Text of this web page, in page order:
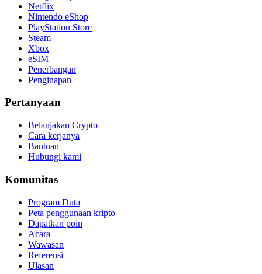
Netflix
Nintendo eShop
PlayStation Store
Steam
Xbox
eSIM
Penerbangan
Penginapan
Pertanyaan
Belanjakan Crypto
Cara kerjanya
Bantuan
Hubungi kami
Komunitas
Program Duta
Peta penggunaan kripto
Dapatkan poin
Acara
Wawasan
Referensi
Ulasan